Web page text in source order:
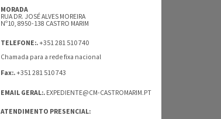
MORADA
RUA DR. JOSÉ ALVES MOREIRA
Nº10, 8950-138 CASTRO MARIM
TELEFONE:.+351 281 510 740
Chamada para a rede fixa nacional
Fax:.+351 281 510 743
EMAIL GERAL:. EXPEDIENTE@CM-CASTROMARIM.PT
ATENDIMENTO PRESENCIAL: